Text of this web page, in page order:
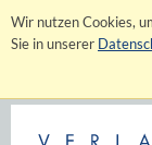
Wir nutzen Cookies,
Sie in unserer